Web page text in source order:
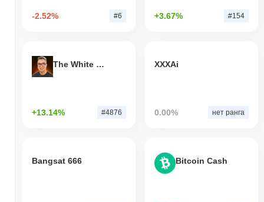
-2.52% #6 +3.67% #154
The White Bull
+13.14% #4876
XXXAi
0.00% нет ранга
Bangsat 666 Bitcoin Cash